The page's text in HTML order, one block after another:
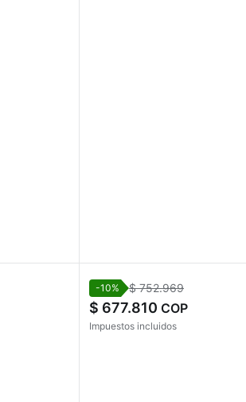
-10% $ 752.969
$ 677.810 COP
Impuestos incluidos